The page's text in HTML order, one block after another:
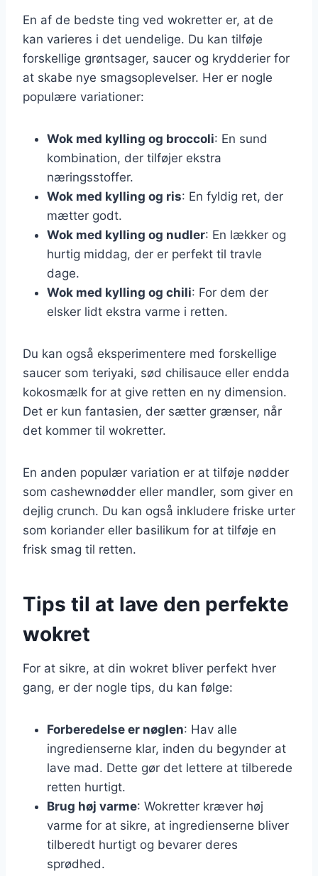
En af de bedste ting ved wokretter er, at de
kan varieres i det uendelige. Du kan tilføje
forskellige grøntsager, saucer og krydderier for
at skabe nye smagsoplevelser. Her er nogle
populære variationer:
Wok med kylling og broccoli: En sund
kombination, der tilføjer ekstra
næringsstoffer.
Wok med kylling og ris: En fyldig ret, der
mætter godt.
Wok med kylling og nudler: En lækker og
hurtig middag, der er perfekt til travle
dage.
Wok med kylling og chili: For dem der
elsker lidt ekstra varme i retten.
Du kan også eksperimentere med forskellige
saucer som teriyaki, sød chilisauce eller endda
kokosmælk for at give retten en ny dimension.
Det er kun fantasien, der sætter grænser, når
det kommer til wokretter.
En anden populær variation er at tilføje nødder
som cashewnødder eller mandler, som giver en
dejlig crunch. Du kan også inkludere friske urter
som koriander eller basilikum for at tilføje en
frisk smag til retten.
Tips til at lave den perfekte
wokret
For at sikre, at din wokret bliver perfekt hver
gang, er der nogle tips, du kan følge:
Forberedelse er nøglen: Hav alle
ingredienserne klar, inden du begynder at
lave mad. Dette gør det lettere at tilberede
retten hurtigt.
Brug høj varme: Wokretter kræver høj
varme for at sikre, at ingredienserne bliver
tilberedt hurtigt og bevarer deres
sprødhed.